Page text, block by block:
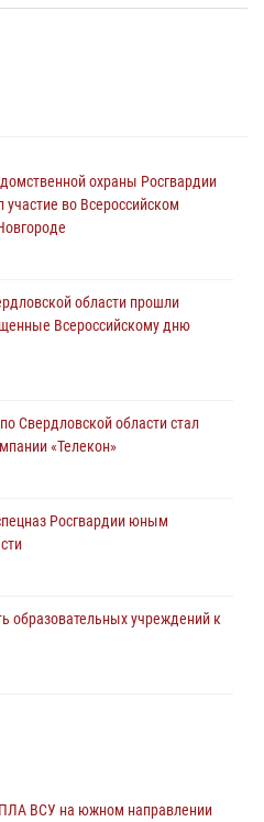
охраны Росгвардии
во Всероссийском
области прошли
Всероссийскому дню
Свердловской области стал
«Телекон»
Росгвардии юным
образовательных учреждений к
безопасности Дня
ВСУ на южном направлении